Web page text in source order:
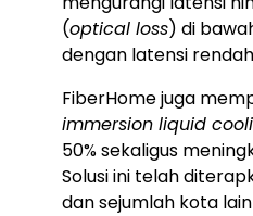
(optical loss) di
dengan latensi
FiberHome juga
immersion liquid
50% sekaligus
Solusi ini telah
dan sejumlah kota